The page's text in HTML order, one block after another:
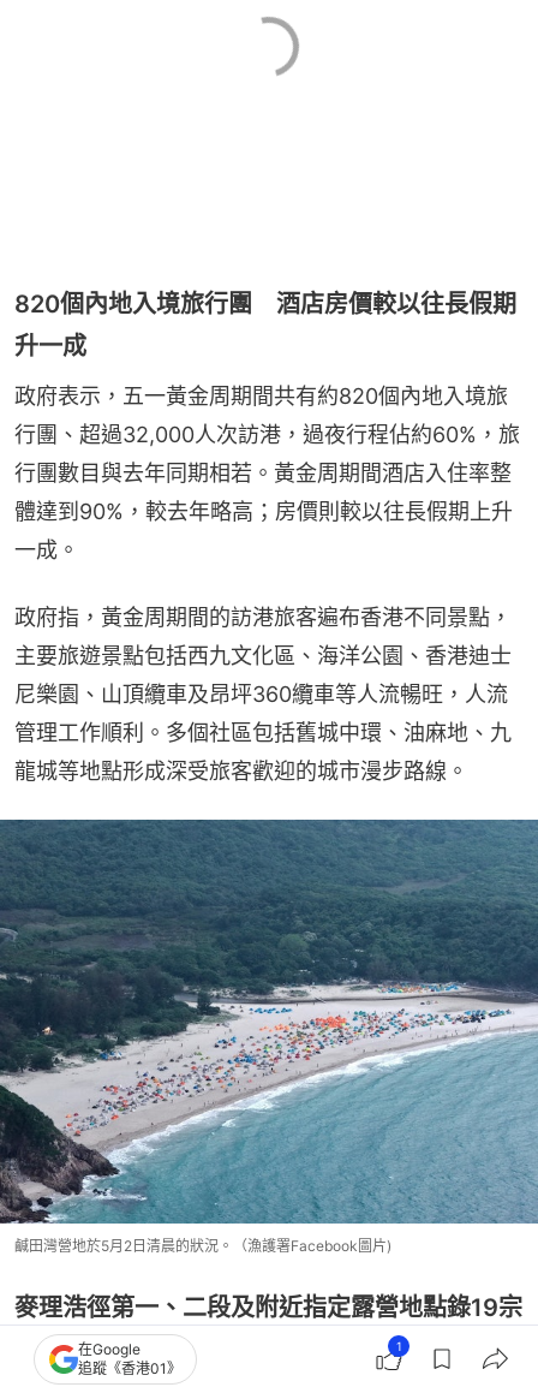
820個內地入境旅行團 酒店房價較以往長假期
升一成
政府表示，五一黃金周期間共有約820個內地入境旅
行團、超過32,000人次訪港，過夜行程佔約60%，旅
行團數目與去年同期相若。黃金周期間酒店入住率整
體達到90%，較去年略高；房價則較以往長假期上升
一成。
政府指，黃金周期間的訪港旅客遍布香港不同景點，
主要旅遊景點包括西九文化區、海洋公園、香港迪士
尼樂園、山頂纜車及昂坪360纜車等人流暢旺，人流
管理工作順利。多個社區包括舊城中環、油麻地、九
龍城等地點形成深受旅客歡迎的城市漫步路線。
鹹田灣營地於5月2日清晨的狀況。（漁護署Facebook圖片)
麥理浩徑第一、二段及附近指定露營地點錄19宗
執法個案在Google
追蹤《香港01》
1